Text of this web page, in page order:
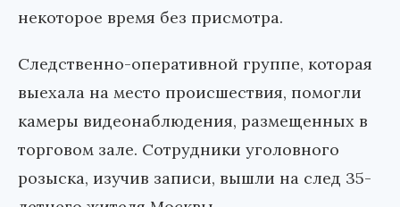
некоторое время без присмотра.
Следственно-оперативной группе, которая
выехала на место происшествия, помогли
камеры видеонаблюдения, размещенных в
торговом зале. Сотрудники уголовного
розыска, изучив записи, вышли на след 35-